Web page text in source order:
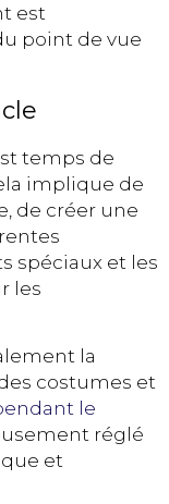
est
point de vue
temps de
implique de
de créer une
spéciaux et les
les
la
costumes et
le
réglé
et